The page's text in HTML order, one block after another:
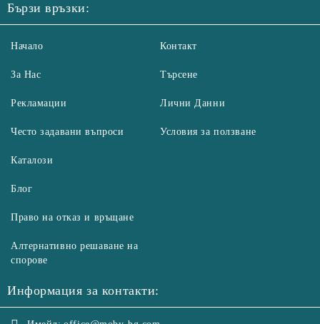
Бързи връзки:
Начало
За Нас
Рекламации
Често задавани въпроси
Контакт
Търсене
Лични Данни
Условия за ползване
Каталози
Блог
Право на отказ и връщане
Алтернативно решаване на
спорове
Информация за контакти: